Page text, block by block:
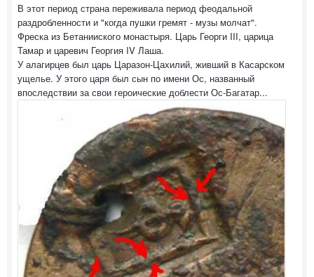
В этот период страна переживала период феодальной
раздробленности и "когда пушки гремят - музы молчат".
Фреска из Бетанииского монастыря. Царь Георги III, царица
Тамар и царевич Георгия IV Лаша.
У алагирцев был царь Царазон-Цахилий, живший в Касарском
ущелье. У этого царя был сын по имени Ос, названный
впоследствии за свои героические доблести Ос-Багатар...